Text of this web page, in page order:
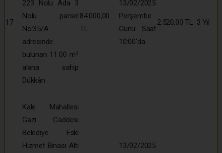
17
223 Nolu Ada 3
Nolu parsel
No:35/A
adresinde
bulunan 11.00 m²
alana sahip
Dükkân
84.000,00
TL
13/02/2025
Perşembe
Günü Saat
10:00’da
2.520,00 TL 3 Yıl
Kale Mahallesi
Gazi Caddesi
Belediye Eski
Hizmet Binası Altı
13/02/2025